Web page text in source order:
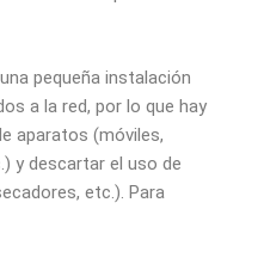
pequeña instalación
a la red, por lo que hay
aparatos (móviles,
y descartar el uso de
etc.). Para